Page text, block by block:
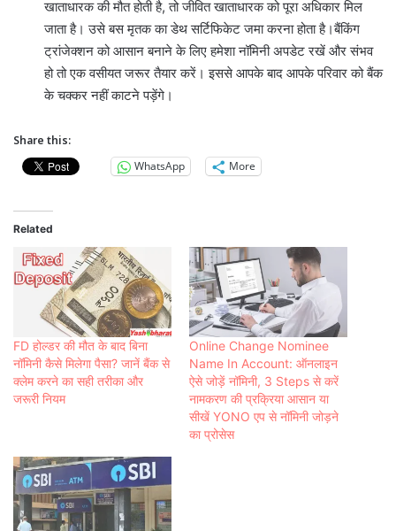
खाताधारक की मौत होती है, तो जीवित खाताधारक को पूरा अधिकार मिल
जाता है। उसे बस मृतक का डेथ सर्टिफिकेट जमा करना होता है।बैंकिंग
ट्रांजेक्शन को आसान बनाने के लिए हमेशा नॉमिनी अपडेट रखें और संभव
हो तो एक वसीयत जरूर तैयार करें। इससे आपके बाद आपके परिवार को बैंक
के चक्कर नहीं काटने पड़ेंगे।
Share this:
WhatsApp
More
Related
FD होल्डर की मौत के बाद बिना
नॉमिनी कैसे मिलेगा पैसा? जानें बैंक से
क्लेम करने का सही तरीका और
जरूरी नियम
Online Change Nominee
Name In Account: ऑनलाइन
ऐसे जोड़ें नॉमि‍नी, 3 Steps से करें
नामकरण की प्रक्रिया आसान या
सीखें YONO एप से नॉम‍िनी जोड़ने
का प्रोसेस